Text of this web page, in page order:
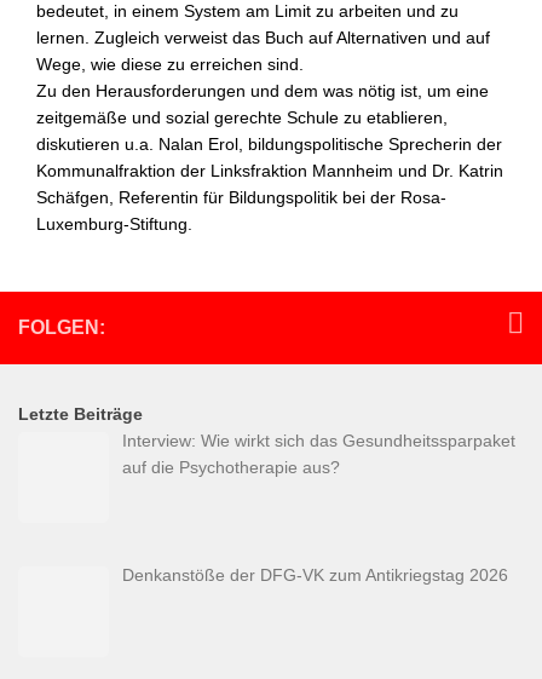
bedeutet, in einem System am Limit zu arbeiten und zu
lernen. Zugleich verweist das Buch auf Alternativen und auf
Wege, wie diese zu erreichen sind.
Zu den Herausforderungen und dem was nötig ist, um eine
zeitgemäße und sozial gerechte Schule zu etablieren,
diskutieren u.a. Nalan Erol, bildungspolitische Sprecherin der
Kommunalfraktion der Linksfraktion Mannheim und Dr. Katrin
Schäfgen, Referentin für Bildungspolitik bei der Rosa-
Luxemburg-Stiftung.
FOLGEN:
Letzte Beiträge
Interview: Wie wirkt sich das Gesundheitssparpaket
auf die Psychotherapie aus?
Denkanstöße der DFG-VK zum Antikriegstag 2026